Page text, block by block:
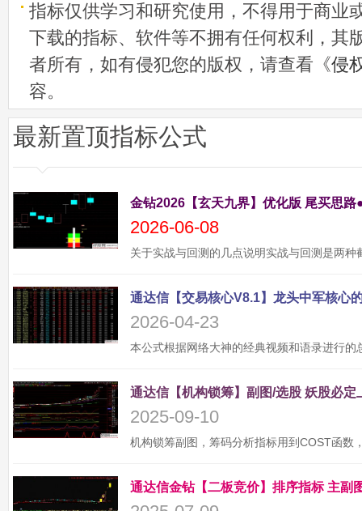
指标仅供学习和研究使用，不得用于商业
下载的指标、软件等不拥有任何权利，其
者所有，如有侵犯您的版权，请查看《侵
容。
最新置顶指标公式
金钻2026【玄天九界】优化版 尾买思
2026-06-08
2026-04-23
2025-09-10